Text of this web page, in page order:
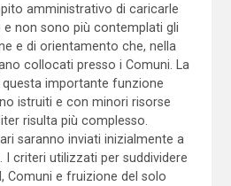
amministrativo di caricarle
e non sono più contemplati gli
e di orientamento che, nella
collocati presso i Comuni. La
importante funzione
istruiti e con minori risorse
risulta più complesso.
saranno inviati inizialmente a
I criteri utilizzati per suddividere
Comuni e fruizione del solo